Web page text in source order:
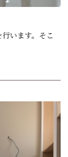
います。そこ